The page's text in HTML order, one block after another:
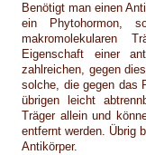
Benötigt man einen
ein
makromolekularen
Eigenschaft einer
zahlreichen, gegen
solche, die gegen das
übrigen leicht
Träger allein und
entfernt werden. Übrig
Antikörper.